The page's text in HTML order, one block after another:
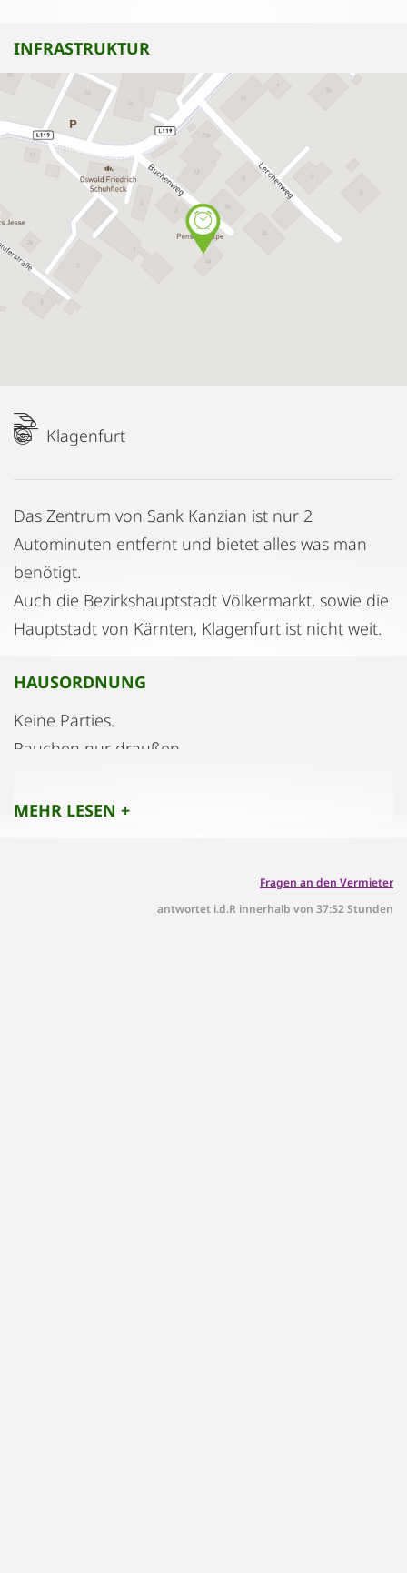
INFRASTRUKTUR
Klagenfurt
Das Zentrum von Sank Kanzian ist nur 2
Autominuten entfernt und bietet alles was man
benötigt.
Auch die Bezirkshauptstadt Völkermarkt, sowie die
Hauptstadt von Kärnten, Klagenfurt ist nicht weit.
HAUSORDNUNG
Keine Parties.
Rauchen nur draußen.
MEHR LESEN +
Fragen an den Vermieter
antwortet i.d.R innerhalb von 37:52 Stunden